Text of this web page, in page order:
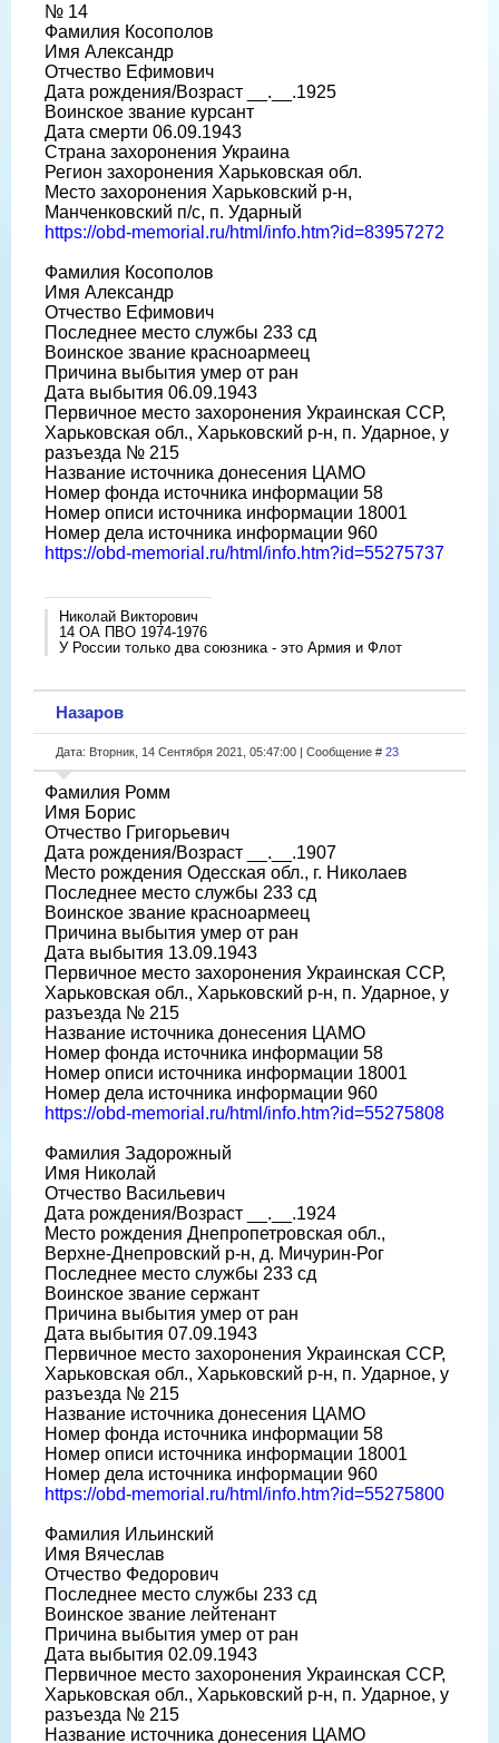
№ 14
Фамилия Косополов
Имя Александр
Отчество Ефимович
Дата рождения/Возраст __.__.1925
Воинское звание курсант
Дата смерти 06.09.1943
Страна захоронения Украина
Регион захоронения Харьковская обл.
Место захоронения Харьковский р-н,
Манченковский п/с, п. Ударный
https://obd-memorial.ru/html/info.htm?id=83957272
Фамилия Косополов
Имя Александр
Отчество Ефимович
Последнее место службы 233 сд
Воинское звание красноармеец
Причина выбытия умер от ран
Дата выбытия 06.09.1943
Первичное место захоронения Украинская ССР,
Харьковская обл., Харьковский р-н, п. Ударное, у
разъезда № 215
Название источника донесения ЦАМО
Номер фонда источника информации 58
Номер описи источника информации 18001
Номер дела источника информации 960
https://obd-memorial.ru/html/info.htm?id=55275737
Николай Викторович
14 ОА ПВО 1974-1976
У России только два союзника - это Армия и Флот
Назаров
Дата: Вторник, 14 Сентября 2021, 05:47:00 | Сообщение # 23
Фамилия Ромм
Имя Борис
Отчество Григорьевич
Дата рождения/Возраст __.__.1907
Место рождения Одесская обл., г. Николаев
Последнее место службы 233 сд
Воинское звание красноармеец
Причина выбытия умер от ран
Дата выбытия 13.09.1943
Первичное место захоронения Украинская ССР,
Харьковская обл., Харьковский р-н, п. Ударное, у
разъезда № 215
Название источника донесения ЦАМО
Номер фонда источника информации 58
Номер описи источника информации 18001
Номер дела источника информации 960
https://obd-memorial.ru/html/info.htm?id=55275808
Фамилия Задорожный
Имя Николай
Отчество Васильевич
Дата рождения/Возраст __.__.1924
Место рождения Днепропетровская обл.,
Верхне-Днепровский р-н, д. Мичурин-Рог
Последнее место службы 233 сд
Воинское звание сержант
Причина выбытия умер от ран
Дата выбытия 07.09.1943
Первичное место захоронения Украинская ССР,
Харьковская обл., Харьковский р-н, п. Ударное, у
разъезда № 215
Название источника донесения ЦАМО
Номер фонда источника информации 58
Номер описи источника информации 18001
Номер дела источника информации 960
https://obd-memorial.ru/html/info.htm?id=55275800
Фамилия Ильинский
Имя Вячеслав
Отчество Федорович
Последнее место службы 233 сд
Воинское звание лейтенант
Причина выбытия умер от ран
Дата выбытия 02.09.1943
Первичное место захоронения Украинская ССР,
Харьковская обл., Харьковский р-н, п. Ударное, у
разъезда № 215
Название источника донесения ЦАМО